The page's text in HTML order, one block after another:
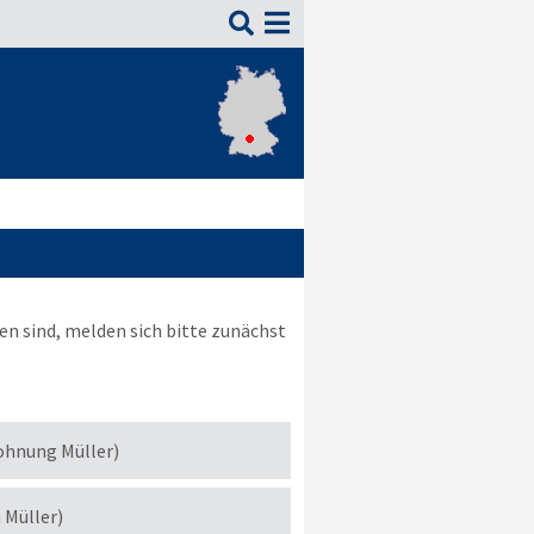

sind, melden sich bitte zunächst
Müller)
Müller)